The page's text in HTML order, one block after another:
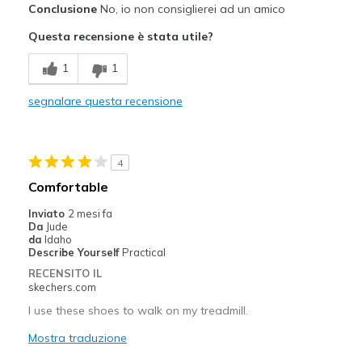
Breathe Well
Difetti
Wear Out Quickly
Casual Wear
Sizing
View On Shoes
Shoes are for Wearing
ConclusioneNo, io non consiglierei ad un amico
Questa recensione è stata utile?
1 1
segnalare questa recensione
4
Comfortable
Inviato 2 mesi fa
Da Jude
da Idaho
Describe Yourself Practical
RECENSITO IL
skechers.com
I use these shoes to walk on my treadmill.
Mostra traduzione